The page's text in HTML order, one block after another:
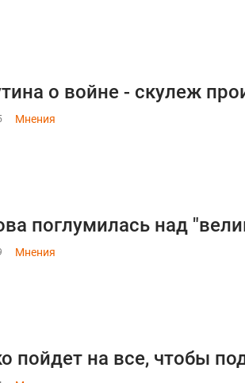
о войне - скулеж
Мнения
поглумилась над
Мнения
пойдет на все, чтобы